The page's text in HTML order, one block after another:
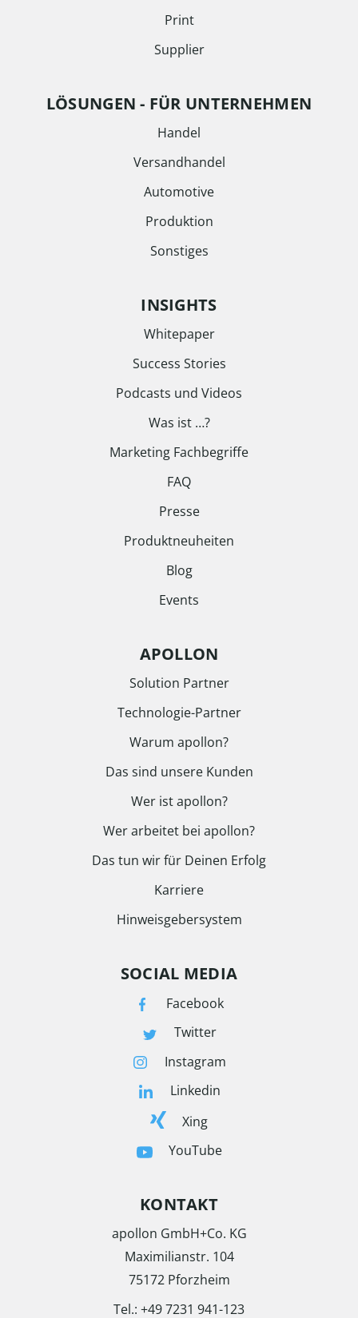
Print
Supplier
LÖSUNGEN - FÜR UNTERNEHMEN
Handel
Versandhandel
Automotive
Produktion
Sonstiges
INSIGHTS
Whitepaper
Success Stories
Podcasts und Videos
Was ist …?
Marketing Fachbegriffe
FAQ
Presse
Produktneuheiten
Blog
Events
APOLLON
Solution Partner
Technologie-Partner
Warum apollon?
Das sind unsere Kunden
Wer ist apollon?
Wer arbeitet bei apollon?
Das tun wir für Deinen Erfolg
Karriere
Hinweisgebersystem
SOCIAL MEDIA
Facebook
Twitter
Instagram
Linkedin
Xing
YouTube
KONTAKT
apollon GmbH+Co. KG
Maximilianstr. 104
75172 Pforzheim
Tel.: +49 7231 941-123